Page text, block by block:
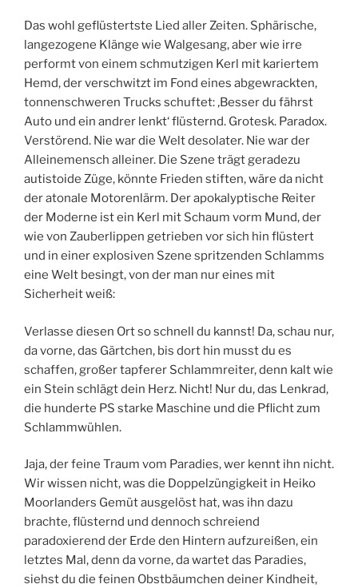
Das wohl geflüstertste Lied aller Zeiten. Sphärische,
langezogene Klänge wie Walgesang, aber wie irre
performt von einem schmutzigen Kerl mit kariertem
Hemd, der verschwitzt im Fond eines abgewrackten,
tonnenschweren Trucks schuftet: ‚Besser du fährst
Auto und ein andrer lenkt‘ flüsternd. Grotesk. Paradox.
Verstörend. Nie war die Welt desolater. Nie war der
Alleinemensch alleiner. Die Szene trägt geradezu
autistoide Züge, könnte Frieden stiften, wäre da nicht
der atonale Motorenlärm. Der apokalyptische Reiter
der Moderne ist ein Kerl mit Schaum vorm Mund, der
wie von Zauberlippen getrieben vor sich hin flüstert
und in einer explosiven Szene spritzenden Schlamms
eine Welt besingt, von der man nur eines mit
Sicherheit weiß:
Verlasse diesen Ort so schnell du kannst! Da, schau nur,
da vorne, das Gärtchen, bis dort hin musst du es
schaffen, großer tapferer Schlammreiter, denn kalt wie
ein Stein schlägt dein Herz. Nicht! Nur du, das Lenkrad,
die hunderte PS starke Maschine und die Pflicht zum
Schlammwühlen.
Jaja, der feine Traum vom Paradies, wer kennt ihn nicht.
Wir wissen nicht, was die Doppelzüngigkeit in Heiko
Moorlanders Gemüt ausgelöst hat, was ihn dazu
brachte, flüsternd und dennoch schreiend
paradoxierend der Erde den Hintern aufzureißen, ein
letztes Mal, denn da vorne, da wartet das Paradies,
siehst du die feinen Obstbäumchen deiner Kindheit,